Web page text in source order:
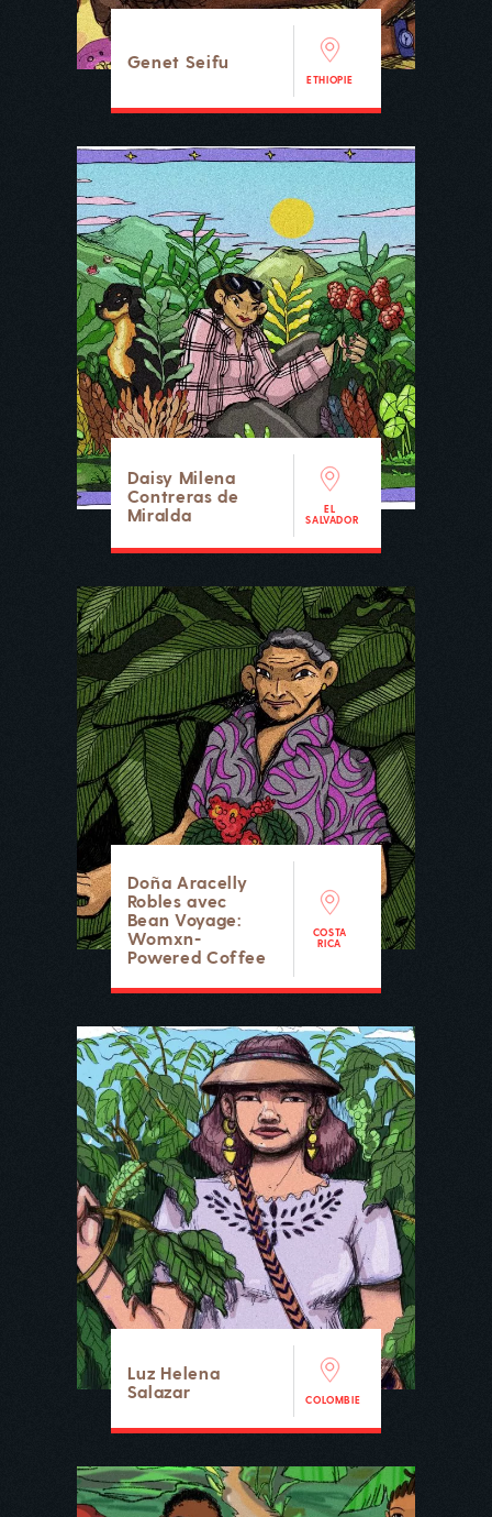
Genet Seifu
ETHIOPIE
Daisy Milena
Contreras de
Miralda
EL
SALVADOR
Doña Aracelly
Robles avec
Bean Voyage:
Womxn-
Powered Coffee
COSTA
RICA
Luz Helena
Salazar
COLOMBIE